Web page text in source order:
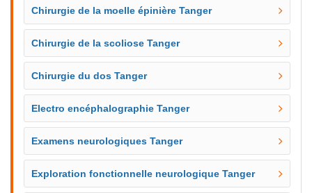
Chirurgie de la moelle épinière Tanger
Chirurgie de la scoliose Tanger
Chirurgie du dos Tanger
Electro encéphalographie Tanger
Examens neurologiques Tanger
Exploration fonctionnelle neurologique Tanger